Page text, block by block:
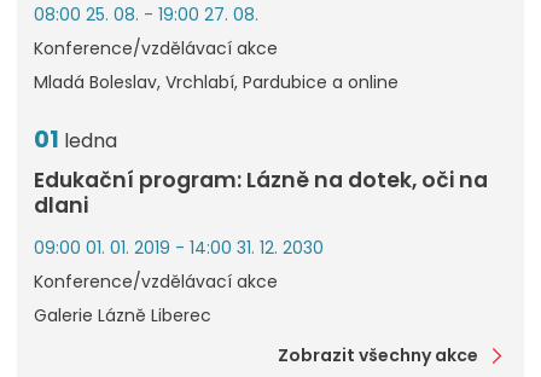
08:00 25. 08. - 19:00 27. 08.
Konference/vzdělávací akce
Mladá Boleslav, Vrchlabí, Pardubice a online
01 ledna
Edukační program: Lázně na dotek, oči na
dlani
09:00 01. 01. 2019 - 14:00 31. 12. 2030
Konference/vzdělávací akce
Galerie Lázně Liberec
Zobrazit všechny akce